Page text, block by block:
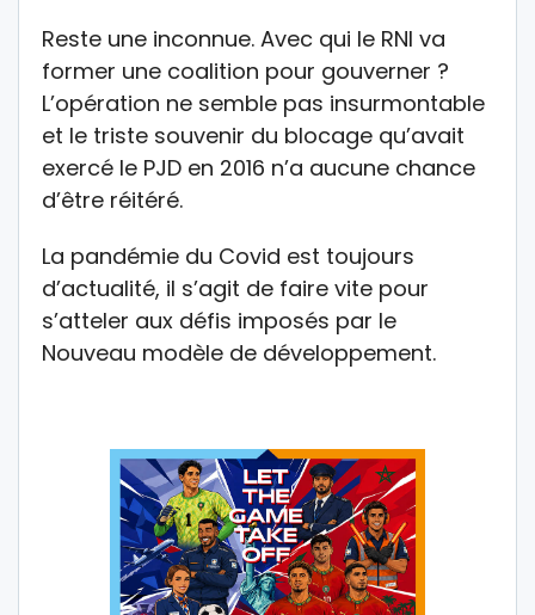
Reste une inconnue. Avec qui le RNI va
former une coalition pour gouverner ?
L’opération ne semble pas insurmontable
et le triste souvenir du blocage qu’avait
exercé le PJD en 2016 n’a aucune chance
d’être réitéré.
La pandémie du Covid est toujours
d’actualité, il s’agit de faire vite pour
s’atteler aux défis imposés par le
Nouveau modèle de développement.